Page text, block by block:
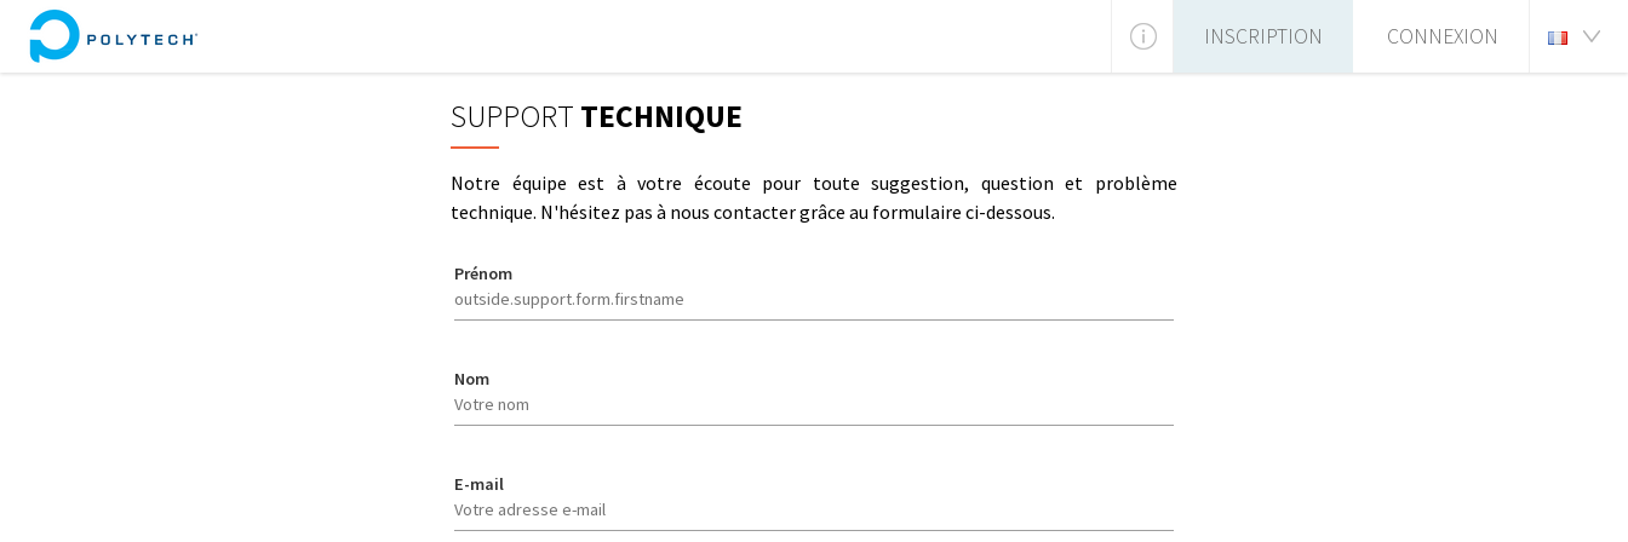
INSCRIPTION CONNEXION
SUPPORT TECHNIQUE
Notre équipe est à votre écoute pour toute suggestion, question et problème
technique. N'hésitez pas à nous contacter grâce au formulaire ci-dessous.
Prénom
Nom
E-mail